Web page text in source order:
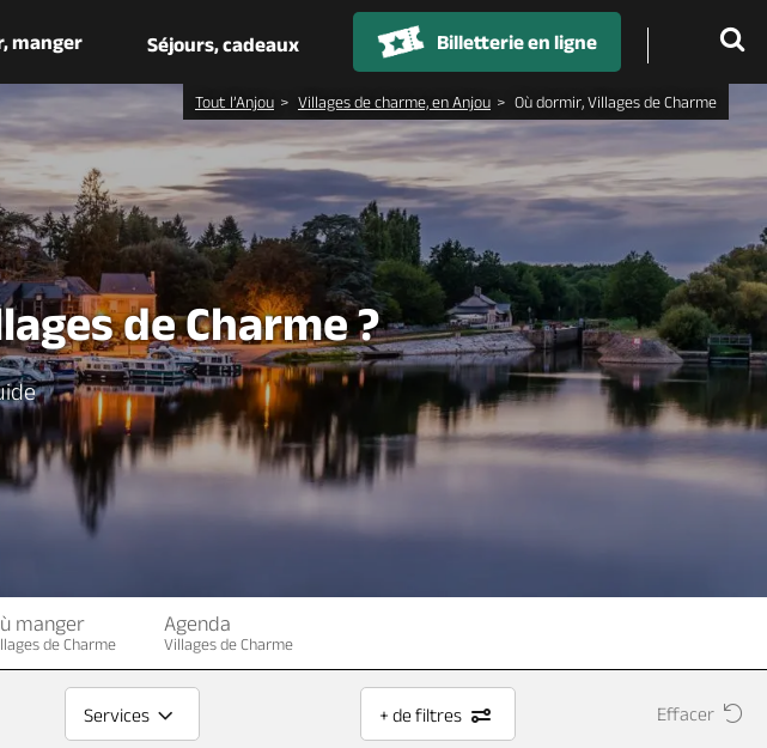
manger Séjours, cadeaux Billetterie en ligne
Tout l’Anjou Villages de charme, en Anjou Où dormir, Villages de Charme
de Charme ?
manger
de Charme
Agenda
Villages de Charme
Services + de filtres Effacer